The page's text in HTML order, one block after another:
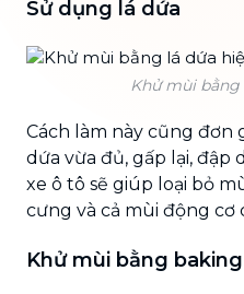
Sử dụng lá dứa
Khử mùi bằng
Cách làm này cũng đơn
dứa vừa đủ, gấp lại, đập
xe ô tô sẽ giúp loại bỏ
cưng và cả mùi động cơ
Khử mùi bằng